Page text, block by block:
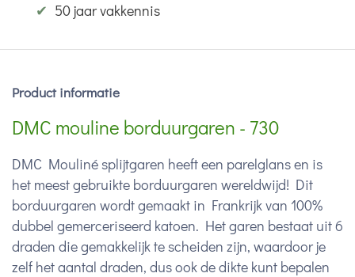
✔ 50 jaar vakkennis
Product informatie
DMC mouline borduurgaren - 730
DMC Mouliné splijtgaren heeft een parelglans en is
het meest gebruikte borduurgaren wereldwijd! Dit
borduurgaren wordt gemaakt in Frankrijk van 100%
dubbel gemerceriseerd katoen. Het garen bestaat uit 6
draden die gemakkelijk te scheiden zijn, waardoor je
zelf het aantal draden, dus ook de dikte kunt bepalen